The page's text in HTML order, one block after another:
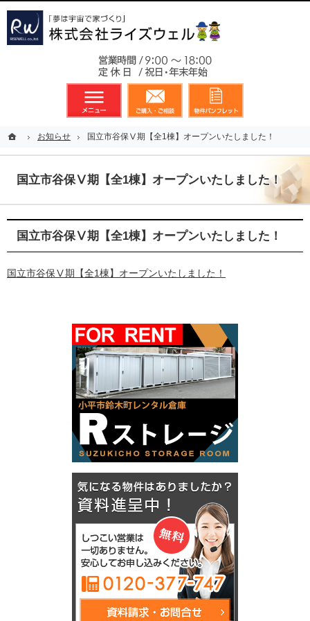
ホームお知らせ 国立市谷保Ⅴ期【全1棟】オープンいたしました！
国立市谷保Ⅴ期【全1棟】オープンいたしました！
国立市谷保Ⅴ期【全1棟】オープンいたしました！
国立市谷保Ⅴ期【全1棟】オープンいたしました！
メニュー 資料請求・お問合せ
ホームお知らせ 国立市谷保Ⅴ期【全1棟】オープンいたしました！